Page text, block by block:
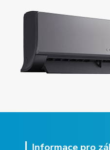
Informace pro